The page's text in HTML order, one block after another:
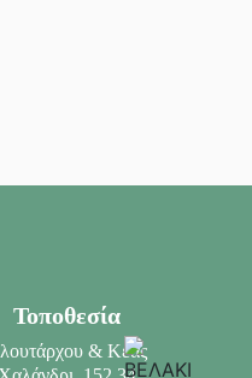
Τοποθεσία
& Κέας